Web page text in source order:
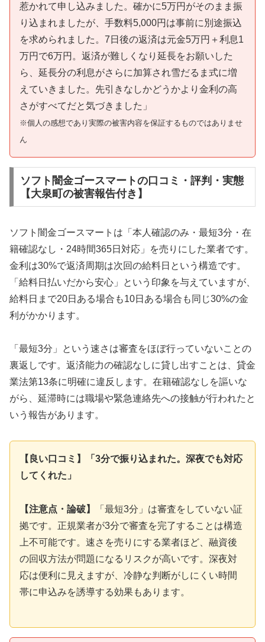
惹かれて申し込みました。確かに5万円がそのまま振
り込まれましたが、手数料5,000円は事前に別途振込
を求められました。7日後の返済は元金5万円＋利息1
万円で6万円。返済が難しくなり延長をお願いした
ら、延長分の利息がさらに加算され雪だるま式に増
えていきました。先引きなしかどうかより金利の高
さがすべてだと気づきました」
※個人の感想であり実際の被害内容を保証するものではありませ
ん
ソフト闇金ゴースマートの口コミ・評判・実態
【大泉町の被害報告付き】
ソフト闇金ゴースマートは「本人確認のみ・最短3分・在
籍確認なし・24時間365日対応」を売りにした業者です。
金利は30%で返済周期は次回の給料日という構造です。
「給料日払いだから安心」という印象を与えていますが、
給料日まで20日ある場合も10日ある場合も同じ30%の金
利がかかります。
「最短3分」という速さは審査をほぼ行っていないことの
裏返しです。返済能力の確認なしに貸し出すことは、貸金
業法第13条に明確に違反します。在籍確認なしを謳いな
がら、延滞時には職場や緊急連絡先への接触が行われたと
いう報告があります。
【良い口コミ】「3分で振り込まれた。深夜でも対応
してくれた」
【注意点・論破】
「最短3分」は審査をしていない証
拠です。正規業者が3分で審査を完了することは構造
上不可能です。速さを売りにする業者ほど、融資後
の回収方法が問題になるリスクが高いです。深夜対
応は便利に見えますが、冷静な判断がしにくい時間
帯に申込みを誘導する効果もあります。